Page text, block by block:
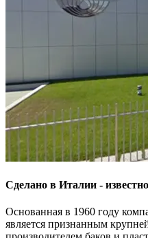
Сделано в Италии -
Основанная в 1960 году
является признанным